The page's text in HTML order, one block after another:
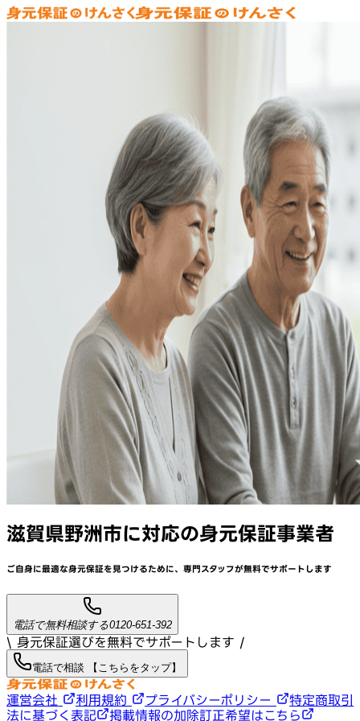
滋賀県野洲市に対応の身元保証事業者
ご自身に最適な身元保証を見つけるために、 専門スタッフが無料でサポートします
電話で無料相談する0120-651-392
\ 身元保証選びを無料でサポートします /
電話で相談 【こちらをタップ】
運営会社 利用規約 プライバシーポリシー
特定商取引
法に基づく表記
掲載情報の加除訂正希望はこちら